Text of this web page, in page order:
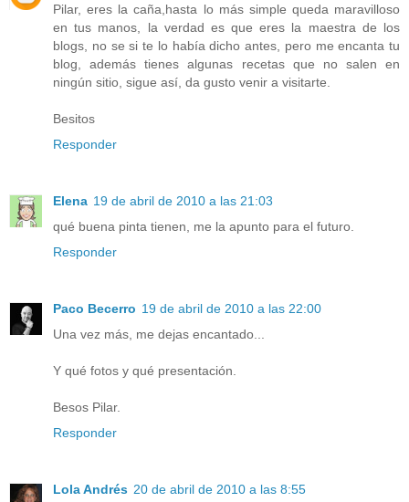
Pilar, eres la caña,hasta lo más simple queda maravilloso
en tus manos, la verdad es que eres la maestra de los
blogs, no se si te lo había dicho antes, pero me encanta tu
blog, además tienes algunas recetas que no salen en
ningún sitio, sigue así, da gusto venir a visitarte.
Besitos
Responder
Elena 19 de abril de 2010 a las 21:03
qué buena pinta tienen, me la apunto para el futuro.
Responder
Paco Becerro 19 de abril de 2010 a las 22:00
Una vez más, me dejas encantado...
Y qué fotos y qué presentación.
Besos Pilar.
Responder
Lola Andrés 20 de abril de 2010 a las 8:55